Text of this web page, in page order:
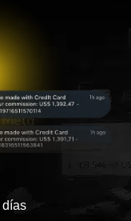
días